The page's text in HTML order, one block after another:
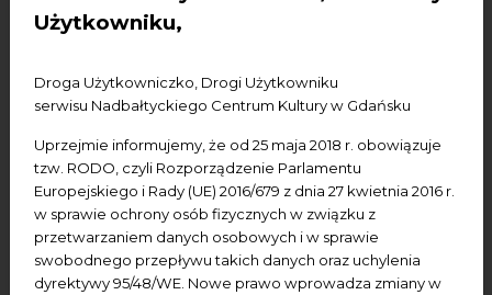
Użytkowniku,
Droga Użytkowniczko, Drogi Użytkowniku
serwisu Nadbałtyckiego Centrum Kultury w Gdańsku
Uprzejmie informujemy, że od 25 maja 2018 r. obowiązuje
tzw. RODO, czyli Rozporządzenie Parlamentu
Europejskiego i Rady (UE) 2016/679 z dnia 27 kwietnia 2016 r.
w sprawie ochrony osób fizycznych w związku z
przetwarzaniem danych osobowych i w sprawie
swobodnego przepływu takich danych oraz uchylenia
dyrektywy 95/48/WE. Nowe prawo wprowadza zmiany w
Data końcowa
Termin:
-Wszystkie- Dzisiaj Jutro Pojutrze
Następny tydzień Następny miesiąc